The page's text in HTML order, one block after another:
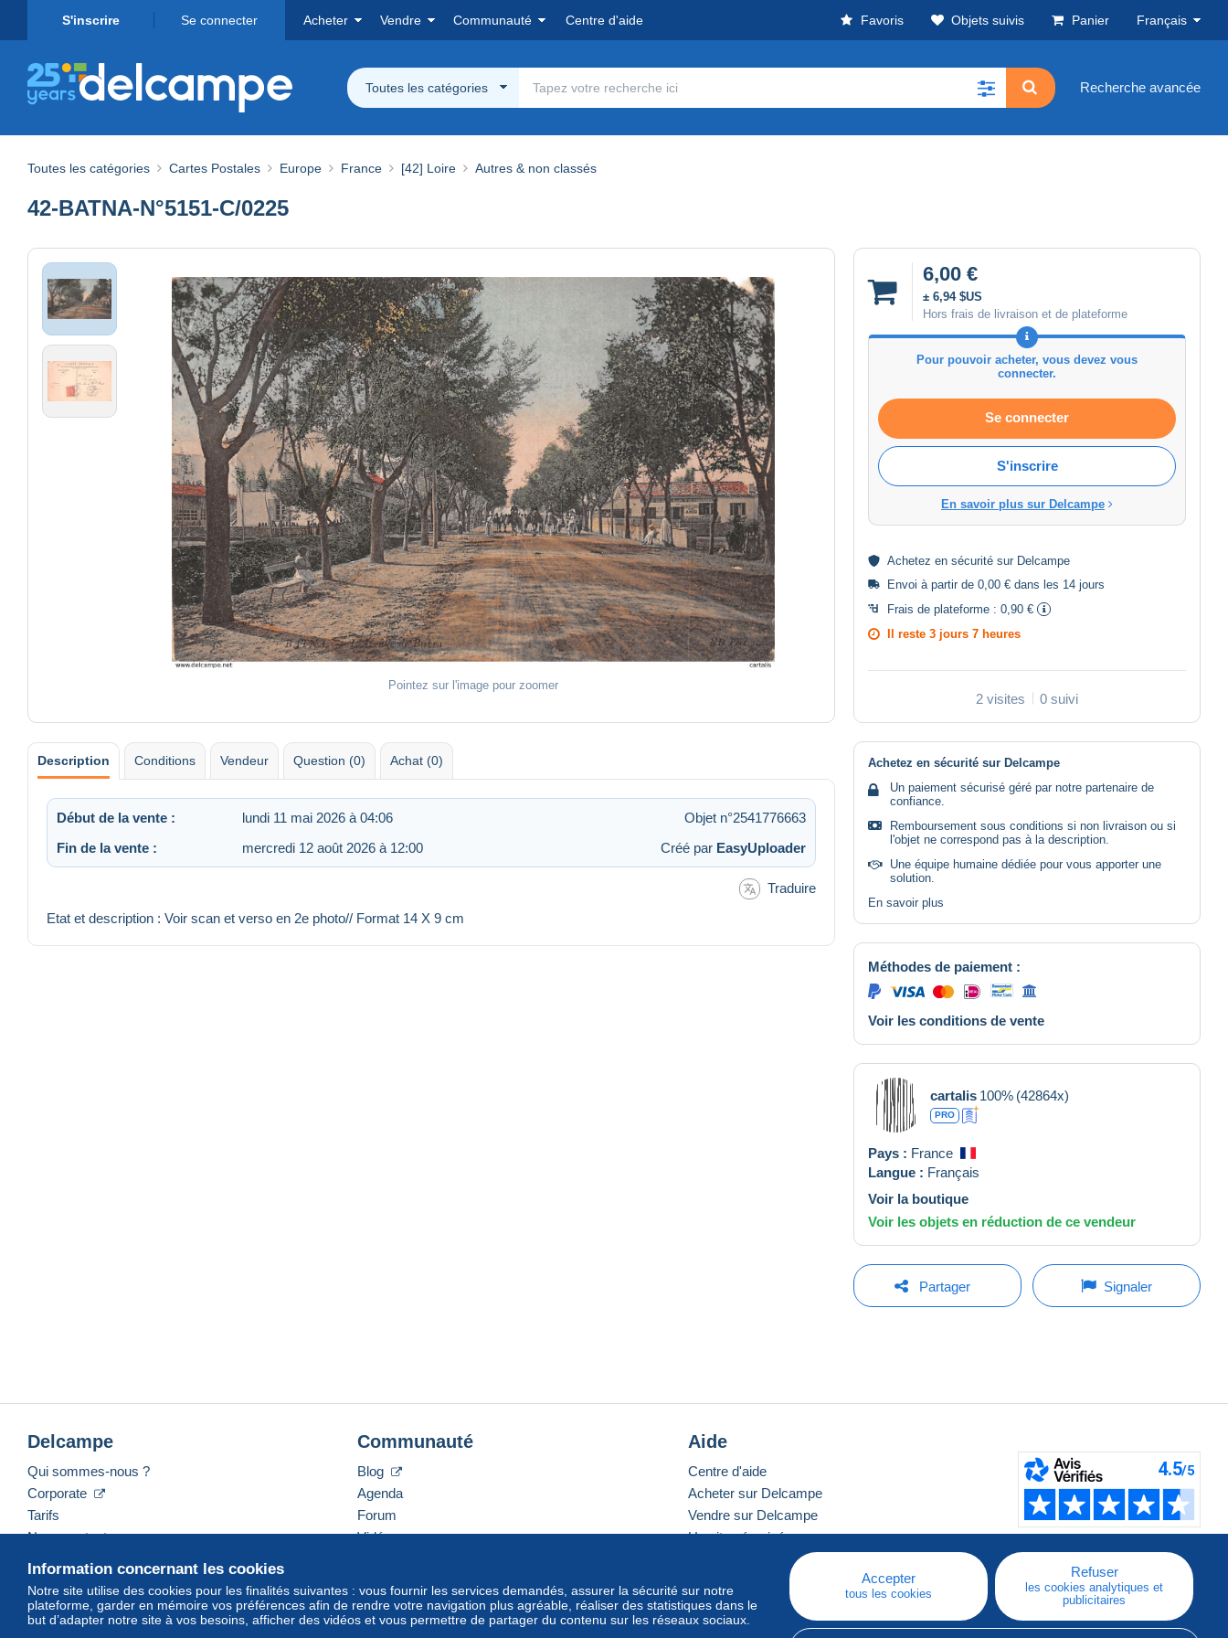
S'inscrire Se connecter Acheter Vendre Communauté Centre d'aide Favoris Objets suivis Panier Français
Toutes les catégories Recherche avancée
Toutes les catégories Cartes Postales Europe France [42] Loire Autres & non classés
42-BATNA-N°5151-C/0225
Pointez sur l'image pour zoomer
6,00 €
± 6,94 $US
Hors frais de livraison et de plateforme
Pour pouvoir acheter, vous devez vous
connecter.
Se connecter
S'inscrire
En savoir plus sur Delcampe
Achetez en sécurité sur Delcampe
Envoi à partir de 0,00 € dans les 14 jours
Frais de plateforme : 0,90 €
Il reste 3 jours 7 heures
2 visites 0 suivi
Description Conditions Vendeur Question (0) Achat (0)
Début de la vente : lundi 11 mai 2026 à 04:06
Objet n°2541776663
Fin de la vente :
mercredi 12 août 2026 à 12:00 Créé par EasyUploader
Traduire
Etat et description : Voir scan et verso en 2e photo// Format 14 X 9 cm
Achetez en sécurité sur Delcampe
Un paiement sécurisé géré par notre partenaire de
confiance.
Remboursement sous conditions si non livraison ou si
l'objet ne correspond pas à la description.
Une équipe humaine dédiée pour vous apporter une
solution.
En savoir plus
Méthodes de paiement :
Voir les conditions de vente
cartalis 100% (42864x)
PRO
Pays : France
Langue : Français
Voir la boutique
Voir les objets en réduction de ce vendeur
Partager Signaler
Information concernant les cookies
Notre site utilise des cookies pour les finalités suivantes : vous fournir les services demandés, assurer la sécurité sur notre
plateforme, garder en mémoire vos préférences afin de rendre votre navigation plus agréable, réaliser des statistiques dans le
but d’adapter notre site à vos besoins, afficher des vidéos et vous permettre de partager du contenu sur les réseaux sociaux.
Accepter
tous les cookies
Refuser
les cookies analytiques et
publicitaires
Delcampe
Qui sommes-nous ?
Corporate
Tarifs
Nous contacter
Communauté
Blog
Agenda
Forum
Vidéos
Aide
Centre d'aide
Acheter sur Delcampe
Vendre sur Delcampe
Un site sécurisé
Français USD America/Indiana/Vevay Mode standard